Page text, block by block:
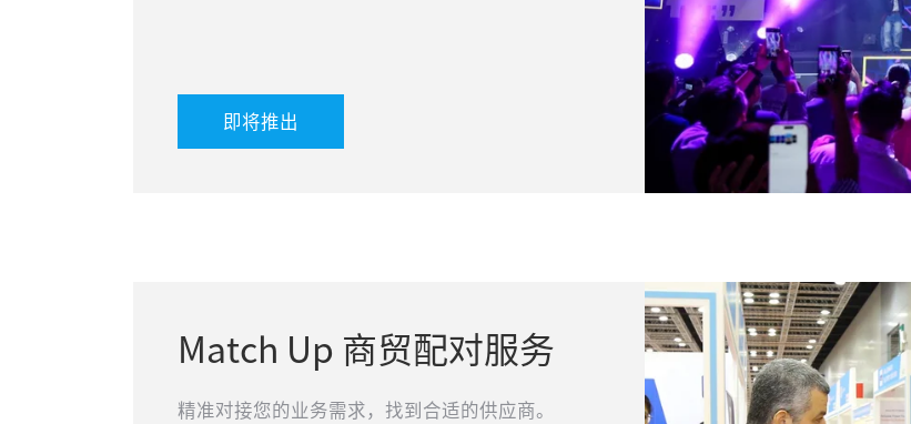
即将推出
Match Up 商贸配对服务
精准对接您的业务需求，找到合适的供应商。